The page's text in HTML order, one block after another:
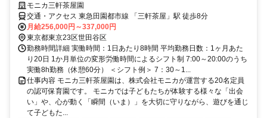
モニカ三軒茶屋園
交通・アクセス 東急田園都市線 「三軒茶屋」駅 徒歩8分
月給256,000円～337,000円
東京都東京23区世田谷区
勤務時間詳細 実働時間：1日あたり8時間 平均勤務日数：1ヶ月あた
り20日 1か月単位の変形労働時間によるシフト制 7:00～20:00のうち
実働8h勤務（休憩60分） ＜シフト例＞ 7：30～1...
仕事内容 モニカ三軒茶屋園は、株式会社モニカが運営する20名定員
の認可保育園です。 モニカでは子どもたちが体験する様々な「出会
い」や、心が動く「瞬間（いま）」を大切に守りながら、遊びを通じ
て子どもた...